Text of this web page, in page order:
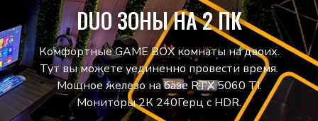
DUO ЗОНЫ НА 2 ПК
Комфортные GAME BOX комнаты на двоих.
Тут вы можете уединенно провести время.
Мощное железо на базе RTX 5060 TI.
Мониторы 2К 240Герц с HDR.